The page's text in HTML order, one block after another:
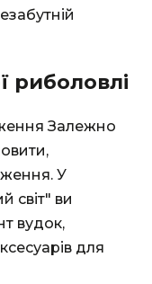
риболовлі
Залежно
У
світ" ви
вудок,
для